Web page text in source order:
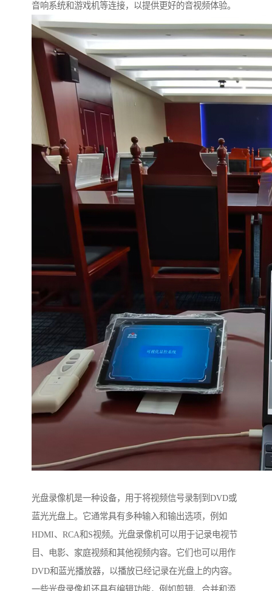
音响系统和游戏机等连接，以提供更好的音视频体验。
光盘录像机是一种设备，用于将视频信号录制到DVD或
蓝光光盘上。它通常具有多种输入和输出选项，例如
HDMI、RCA和S视频。光盘录像机可以用于记录电视节
目、电影、家庭视频和其他视频内容。它们也可以用作
DVD和蓝光播放器，以播放已经记录在光盘上的内容。